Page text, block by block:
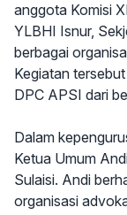
anggota Komisi
YLBHI Isnur,
berbagai
Kegiatan
DPC APSI dari
Dalam
Ketua Umum
Sulaisi. Andi
organisasi